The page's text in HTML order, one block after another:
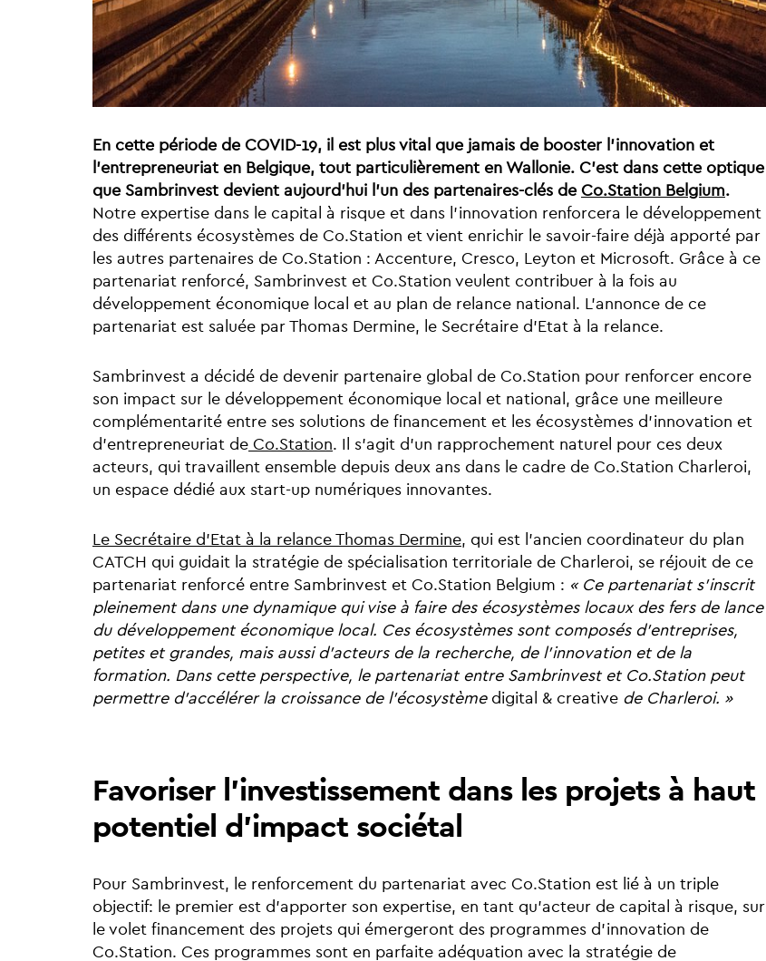
En cette période de COVID-19, il est plus vital que jamais de booster l’innovation et
l’entrepreneuriat en Belgique, tout particulièrement en Wallonie. C’est dans cette optique
que Sambrinvest devient aujourd’hui l’un des partenaires-clés de Co.Station Belgium.
Notre expertise dans le capital à risque et dans l'innovation renforcera le développement
des différents écosystèmes de Co.Station et vient enrichir le savoir-faire déjà apporté par
les autres partenaires de Co.Station : Accenture, Cresco, Leyton et Microsoft. Grâce à ce
partenariat renforcé, Sambrinvest et Co.Station veulent contribuer à la fois au
développement économique local et au plan de relance national. L’annonce de ce
partenariat est saluée par Thomas Dermine, le Secrétaire d’Etat à la relance.
Sambrinvest a décidé de devenir partenaire global de Co.Station pour renforcer encore
son impact sur le développement économique local et national, grâce une meilleure
complémentarité entre ses solutions de financement et les écosystèmes d’innovation et
d’entrepreneuriat de Co.Station. Il s’agit d’un rapprochement naturel pour ces deux
acteurs, qui travaillent ensemble depuis deux ans dans le cadre de Co.Station Charleroi,
un espace dédié aux start-up numériques innovantes.
Le Secrétaire d’Etat à la relance Thomas Dermine, qui est l’ancien coordinateur du plan
CATCH qui guidait la stratégie de spécialisation territoriale de Charleroi, se réjouit de ce
partenariat renforcé entre Sambrinvest et Co.Station Belgium : « Ce partenariat s’inscrit
pleinement dans une dynamique qui vise à faire des écosystèmes locaux des fers de lance
du développement économique local. Ces écosystèmes sont composés d’entreprises,
petites et grandes, mais aussi d’acteurs de la recherche, de l’innovation et de la
formation. Dans cette perspective, le partenariat entre Sambrinvest et Co.Station peut
permettre d’accélérer la croissance de l’écosystèmedigital & creative de Charleroi. »
Favoriser l’investissement dans les projets à haut
potentiel d’impact sociétal
Pour Sambrinvest, le renforcement du partenariat avec Co.Station est lié à un triple
objectif: le premier est d’apporter son expertise, en tant qu’acteur de capital à risque, sur
le volet financement des projets qui émergeront des programmes d’innovation de
Co.Station. Ces programmes sont en parfaite adéquation avec la stratégie de